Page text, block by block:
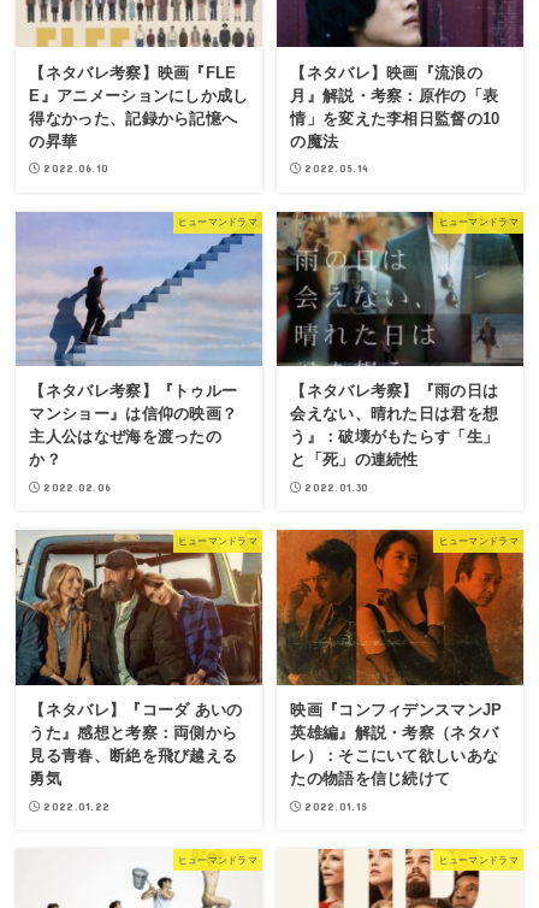
【ネタバレ考察】映画『FLE
E』アニメーションにしか成し
得なかった、記録から記憶へ
の昇華
2022.06.10
【ネタバレ】映画『流浪の
月』解説・考察：原作の「表
情」を変えた李相日監督の10
の魔法
2022.05.14
ヒューマンドラマ
【ネタバレ考察】『トゥルー
マンショー』は信仰の映画？
主人公はなぜ海を渡ったの
か？
2022.02.06
ヒューマンドラマ
【ネタバレ考察】『雨の日は
会えない、晴れた日は君を想
う』：破壊がもたらす「生」
と「死」の連続性
2022.01.30
ヒューマンドラマ
【ネタバレ】『コーダ あいの
うた』感想と考察：両側から
見る青春、断絶を飛び越える
勇気
2022.01.22
ヒューマンドラマ
映画『コンフィデンスマンJP
英雄編』解説・考察（ネタバ
レ）：そこにいて欲しいあな
たの物語を信じ続けて
2022.01.15
ヒューマンドラマ ヒューマンドラマ